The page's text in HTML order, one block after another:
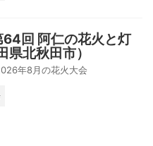
64回 阿仁の花火と灯
県北秋田市）
年8月の花火大会